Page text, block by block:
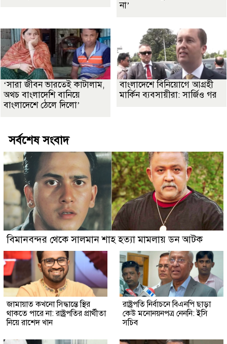
না’
‘সারা জীবন ভারতেই কাটালাম,
অথচ বাংলাদেশি বানিয়ে
বাংলাদেশে ঠেলে দিলো’
বাংলাদেশে বিনিয়োগে আগ্রহী
মার্কিন ব্যবসায়ীরা: সার্জিও গর
সর্বশেষ সংবাদ
বিমানবন্দর থেকে সালমান শাহ হত্যা মামলায় ডন আটক
জামায়াত কখনো সিদ্ধান্তে স্থির
থাকতে পারে না: রাষ্ট্রপতির প্রার্থীতা
নিয়ে রাশেদ খান
রাষ্ট্রপতি নির্বাচনে বিএনপি ছাড়া
কেউ মনোনয়নপত্র নেননি: ইসি
সচিব